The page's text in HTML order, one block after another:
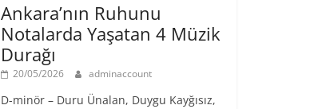
Ankara’nın Ruhunu
Notalarda Yaşatan 4 Müzik
Durağı
20/05/2026 adminaccount
D-minör – Duru Ünalan, Duygu Kayğısız,